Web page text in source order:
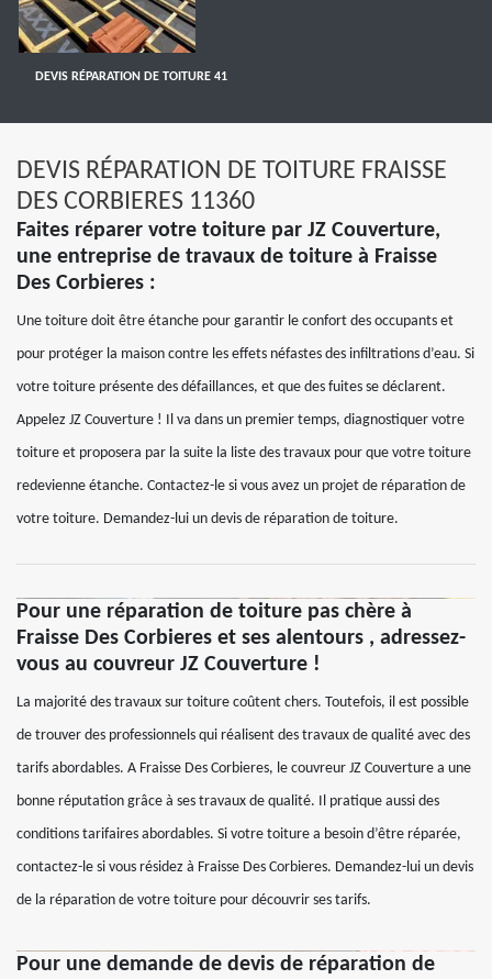
DEVIS RÉPARATION DE TOITURE 41
DEVIS RÉPARATION DE TOITURE FRAISSE
DES CORBIERES 11360
Faites réparer votre toiture par JZ Couverture,
une entreprise de travaux de toiture à Fraisse
Des Corbieres :
Une toiture doit être étanche pour garantir le confort des occupants et
pour protéger la maison contre les effets néfastes des infiltrations d’eau. Si
votre toiture présente des défaillances, et que des fuites se déclarent.
Appelez JZ Couverture ! Il va dans un premier temps, diagnostiquer votre
toiture et proposera par la suite la liste des travaux pour que votre toiture
redevienne étanche. Contactez-le si vous avez un projet de réparation de
votre toiture. Demandez-lui un devis de réparation de toiture.
Pour une réparation de toiture pas chère à
Fraisse Des Corbieres et ses alentours , adressez-
vous au couvreur JZ Couverture !
La majorité des travaux sur toiture coûtent chers. Toutefois, il est possible
de trouver des professionnels qui réalisent des travaux de qualité avec des
tarifs abordables. A Fraisse Des Corbieres, le couvreur JZ Couverture a une
bonne réputation grâce à ses travaux de qualité. Il pratique aussi des
conditions tarifaires abordables. Si votre toiture a besoin d’être réparée,
contactez-le si vous résidez à Fraisse Des Corbieres. Demandez-lui un devis
de la réparation de votre toiture pour découvrir ses tarifs.
Pour une demande de devis de réparation de